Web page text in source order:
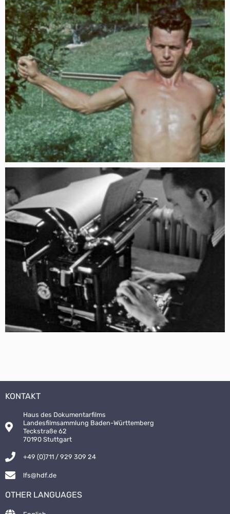
KONTAKT
Haus des Dokumentarfilms
Landesfilmsammlung Baden-Württemberg
Teckstraße 62
70190 Stuttgart
+49 (0)711 / 929 309 24
lfs@hdf.de
OTHER LANGUAGES